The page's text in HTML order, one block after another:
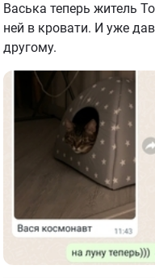
Васька теперь житель
ней в кровати. И уже
другому.